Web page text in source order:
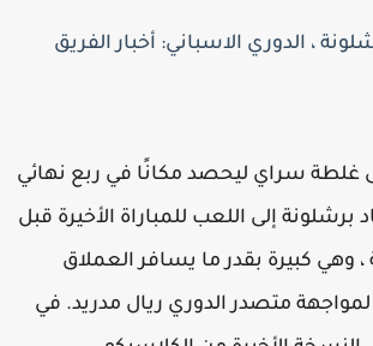
، الدوري الاسباني: أخبار الفريق
سراي ليحصد مكانًا في ربع نهائي
إلى اللعب للمباراة الأخيرة قبل
وهي كبيرة بقدر ما يسافر العملاق
متصدر الدوري ريال مدريد. في